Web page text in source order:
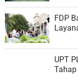
FDP
UPT